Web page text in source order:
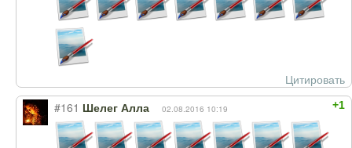
Цитировать
+1
#161 Шелег Алла 02.08.2016 10:19